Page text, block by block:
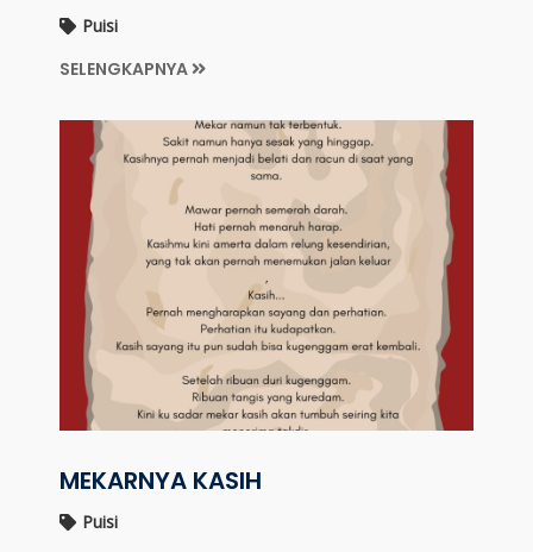
Puisi
SELENGKAPNYA
MEKARNYA KASIH
Puisi